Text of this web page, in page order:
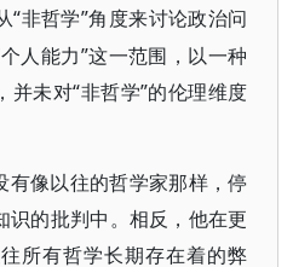
“非哲学”角度来讨论政治问
人能力”这一范围，以一种
并未对“非哲学”的伦理维度
有像以往的哲学家那样，停
识的批判中。相反，他在更
所有哲学长期存在着的弊